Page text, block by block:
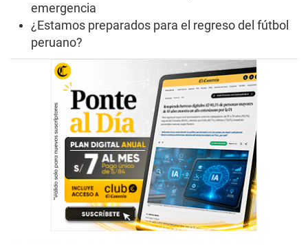
emergencia
¿Estamos preparados para el regreso del fútbol
peruano?